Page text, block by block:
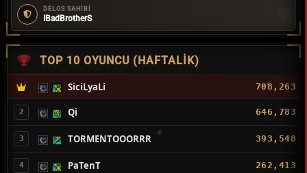
DELOS SAHİBİ
IBadBrotherS
TOP 10 OYUNCU (HAFTALIK)
SiciLyaLi 708,263
2 Qi 646,783
3 TORMENTOOORRR 393,548
4 PaTenT 262,413